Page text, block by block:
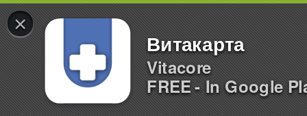
×
Витакарта
Vitacore
FREE - In Google